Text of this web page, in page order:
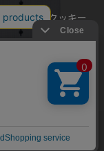
Cool】【吸水速
だわり検索
のためにクッキー
クッキーの使用に
個人を特定できる
ッキーポリシーをご
OK